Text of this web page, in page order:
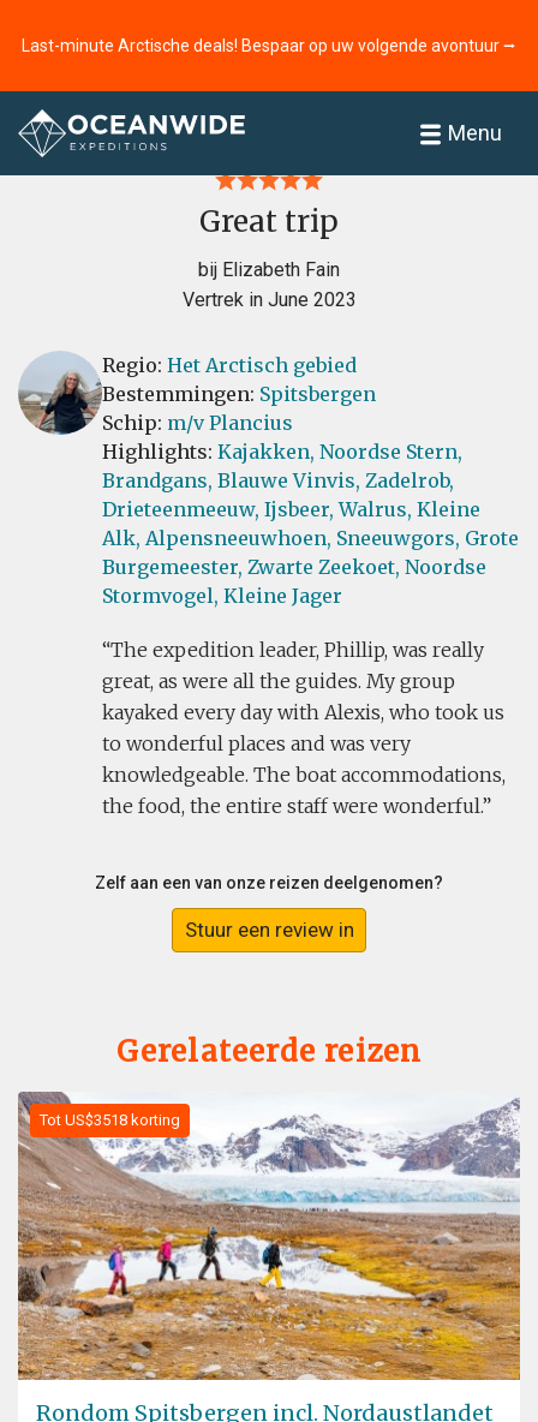
Last-minute Arctische deals! Bespaar op uw volgende avontuur ⭢
Menu
Home
Great trip
bij Elizabeth Fain
Vertrek in June 2023
Regio: Het Arctisch gebied
Bestemmingen: Spitsbergen
Schip: m/v Plancius
Highlights: Kajakken, Noordse Stern,
Brandgans, Blauwe Vinvis, Zadelrob,
Drieteenmeeuw, Ijsbeer, Walrus, Kleine
Alk, Alpensneeuwhoen, Sneeuwgors, Grote
Burgemeester, Zwarte Zeekoet, Noordse
Stormvogel, Kleine Jager
The expedition leader, Phillip, was really
great, as were all the guides. My group
kayaked every day with Alexis, who took us
to wonderful places and was very
knowledgeable. The boat accommodations,
the food, the entire staff were wonderful.
Zelf aan een van onze reizen deelgenomen?
Stuur een review in
Gerelateerde reizen
Tot US$3518 korting
Rondom Spitsbergen incl. Nordaustlandet